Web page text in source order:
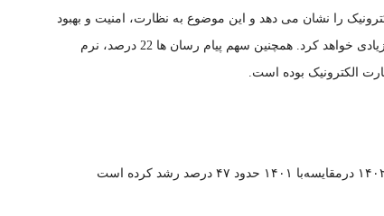
الکترونیک را نشان می دهد و این موضوع به نظارت، امنیت و بهبود
کمی و کیفی معاملات تجاری در شبکه های اجتماعی کمک زیادی خواهد کرد. همچنین سهم پیام رسان ها 22 درصد، نرم